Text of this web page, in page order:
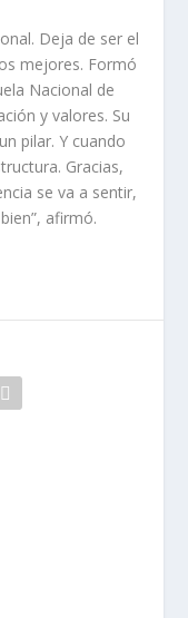
Deja de ser el
mejores. Formó
Nacional de
y valores. Su
pilar. Y cuando
Gracias,
se va a sentir,
afirmó.